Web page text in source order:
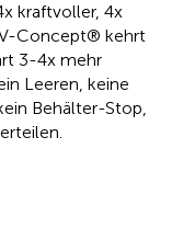
kraftvoller, 4x
Concept® kehrt
3-4x mehr
Leeren, keine
Behälter-Stop,